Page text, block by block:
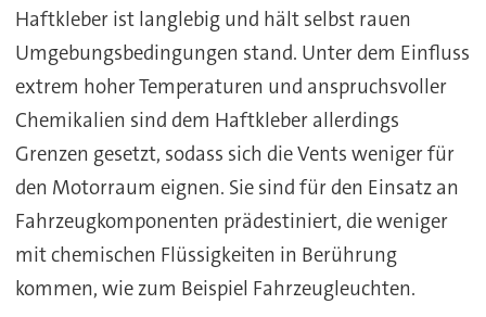
Haftkleber ist langlebig und hält selbst rauen
Umgebungsbedingungen stand. Unter dem Einfluss
extrem hoher Temperaturen und anspruchsvoller
Chemikalien sind dem Haftkleber allerdings
Grenzen gesetzt, sodass sich die Vents weniger für
den Motorraum eignen. Sie sind für den Einsatz an
Fahrzeugkomponenten prädestiniert, die weniger
mit chemischen Flüssigkeiten in Berührung
kommen, wie zum Beispiel Fahrzeugleuchten.